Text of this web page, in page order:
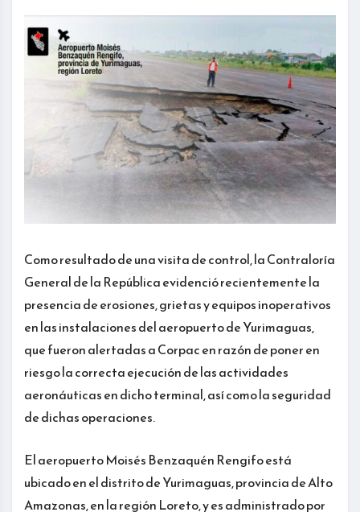
Como resultado de una visita de control, la Contraloría
General de la República evidenció recientemente la
presencia de erosiones, grietas y equipos inoperativos
en las instalaciones del aeropuerto de Yurimaguas,
que fueron alertadas a Corpac en razón de poner en
riesgo la correcta ejecución de las actividades
aeronáuticas en dicho terminal, así como la seguridad
de dichas operaciones.
El aeropuerto Moisés Benzaquén Rengifo está
ubicado en el distrito de Yurimaguas, provincia de Alto
Amazonas, en la región Loreto, y es administrado por